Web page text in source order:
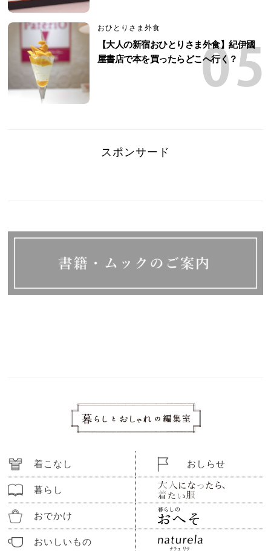
おひとりさま外食
【大人の新宿おひとりさま外食】紀伊國
屋書店で本を買ったらどこへ行く？
スポンサード
着こなし
暮らし
おでかけ
おいしいもの
おしらせ